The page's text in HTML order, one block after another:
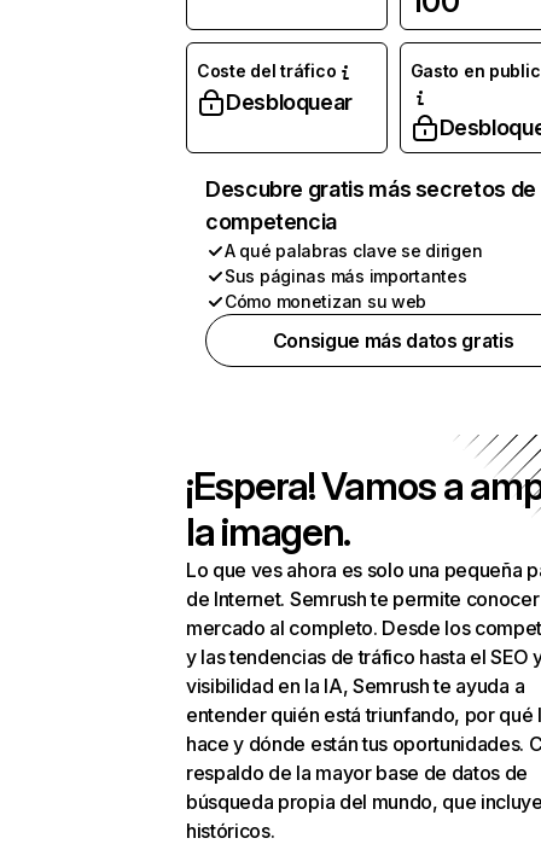
Coste del tráfico
Desbloquear
Gasto en
Descubre gratis más secretos de
competencia
A qué palabras clave se dirigen
Sus páginas más importantes
Cómo monetizan su web
Consigue más datos gratis
¡Espera! Vamos a
la imagen.
Lo que ves ahora es solo una pequeña
de Internet. Semrush te permite
mercado al completo. Desde los
y las tendencias de tráfico hasta el SEO
visibilidad en la IA, Semrush te ayuda a
entender quién está triunfando, por qué
hace y dónde están tus oportunidades.
respaldo de la mayor base de datos de
búsqueda propia del mundo, que
históricos.